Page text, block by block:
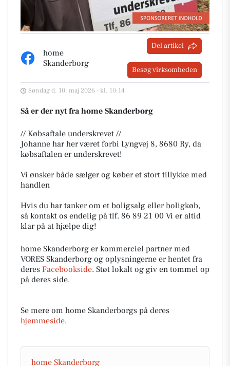
home
Skanderborg
Del artikel
Besøg virksomheden
Søndag d. 10. maj 2026 - kl. 10:14
Så er der nyt fra home Skanderborg
// Købsaftale underskrevet //
Johanne har her været forbi Lyngvej 8, 8680 Ry, da
købsaftalen er underskrevet!
Vi ønsker både sælger og køber et stort tillykke med
handlen
Hvis du har tanker om et boligsalg eller boligkøb,
så kontakt os endelig på tlf. 86 89 21 00 Vi er altid
klar på at hjælpe dig!
home Skanderborg er kommerciel partner med
VORES Skanderborg og oplysningerne er hentet fra
deres Facebookside. Støt lokalt og giv en tommel op
på deres side.
Se mere om home Skanderborgs på deres
hjemmeside.
home Skanderborg